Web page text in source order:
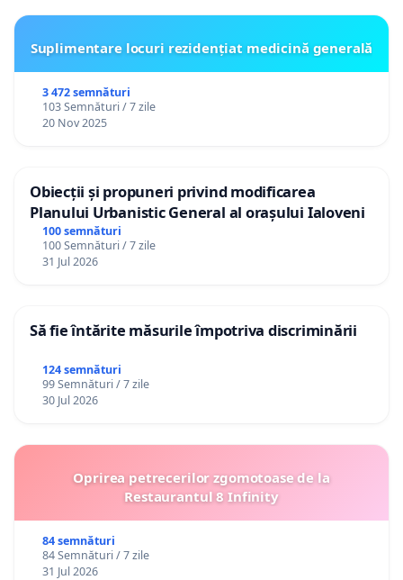
Suplimentare locuri rezidențiat medicină generală
3 472 semnături
103 Semnături / 7 zile
20 Nov 2025
Obiecții și propuneri privind modificarea
Planului Urbanistic General al orașului Ialoveni
100 semnături
100 Semnături / 7 zile
31 Jul 2026
Să fie întărite măsurile împotriva discriminării
124 semnături
99 Semnături / 7 zile
30 Jul 2026
Oprirea petrecerilor zgomotoase de la
Restaurantul 8 Infinity
84 semnături
84 Semnături / 7 zile
31 Jul 2026